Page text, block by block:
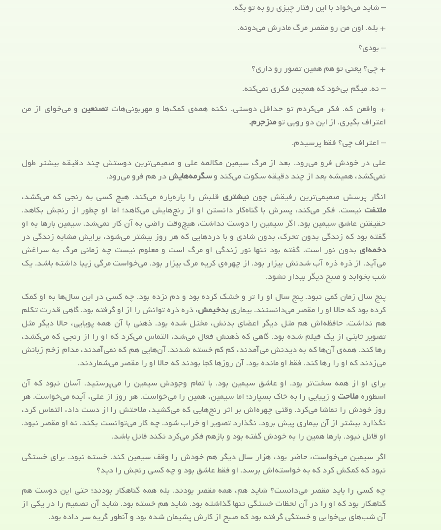
– شاید می‌خواد با این رفتار چیزی رو به تو بگه.
+ بله. اون من رو مقصر مرگ مادرش می‌دونه.
– بودی؟
+ چی؟ یعنی تو هم همین تصور رو داری؟
– نه. میگم بی‌خود که همچین فکری نمی‌کنه.
+ واقعن که. فکر می‌کردم تو حداقل دوستی. نکنه همه‌ی کمک‌ها و مهربونی‌هاتتصنعین و می‌خوای از من
اعتراف بگیری. از این دو رویی تومنزجرم.
– اعتراف چی؟ فقط پرسیدم.
علی در خودش فرو می‌رود. بعد از مرگ سیمین مکالمه علی و صمیمی‌ترین دوستش چند دقیقه بیشتر طول
نمی‌کشد، همیشه بعد از چند دقیقه سکوت می‌کند وسگرمه‌هایشدر هم فرو می‌رود.
انگار پرسش صمیمی‌ترین رفیقش چون نیشتری قلبش را پاره‌پاره می‌کند. هیچ کسی به رنجی که می‌کشد،
ملتفت نیست. فکر می‌کند، پسرش با گناه‌کار دانستن او از رنج‌هایش می‌کاهد؛ اما او چطور از رنجش بکاهد.
حقیقتن عاشق سیمین بود. اگر سیمین را دوست نداشت، هیچ‌وقت راضی به آن کار نمی‌شد. سیمین بارها به او
گفته بود که زندگی بدون تحرک، بدون شادی و با دردهایی که هر روز بیشتر می‌شود، برایش مشابه زندگی در
دخمه‌ای بدون نور است. گفته بود تنها نور زندگی او مرگ است و معلوم نیست چه زمانی مرگ به سراغش
می‌آید. از ذره ذره آب شدنش بیزار بود. از چهره‌ی کریه مرگ بیزار بود. می‌خواست مرگی زیبا داشته باشد. یک
شب بخوابد و صبح دیگر بیدار نشود.
پنج سال زمان کمی نبود. پنج سال او را تر و خشک کرده بود و دم نزده بود. چه کسی در این سال‌ها به او کمک
کرده بود که حالا او را مقصر می‌دانستند. بیماریبدخیمش، ذره ذره توانش را از او گرفته بود. گاهی قدرت تکلم
هم نداشت. حافظه‌اش هم مثل دیگر اعضای بدنش، مختل شده بود. ذهنی با آن همه پویایی، حالا دیگر مثل
تصویر ثابتی از یک فیلم شده بود. گاهی که ذهنش فعال می‌شد، التماس می‌کرد که او را از رنجی که می‌کشد،
رها کند. همه‌ی آن‌ها که به دیدنش می‌آمدند، کم کم خسته شدند. آن‌هایی هم که نمی‌آمدند، مدام زخم زبانش
می‌زدند که او را رها کند. فقط او مانده بود. آن روزها کجا بودند که حالا او را مقصر می‌شماردند.
برای او از همه سخت‌تر بود. او عاشق سیمین بود. با تمام وجودش سیمین را می‌پرستید. آسان نبود که آن
اسطورهملاحت و زیبایی را به خاک بسپارد؛ اما سیمین، همین را می‌خواست. هر روز از علی، آینه می‌خواست. هر
روز خودش را تماشا می‌کرد. وقتی چهره‌اش بر اثر رنج‌هایی که می‌کشید، ملاحتش را از دست داد، التماس کرد،
نگذارد بیشتر از آن بیماری پیش برود. نگذارد تصویر او خراب شود. چه کار می‌توانست بکند. نه او مقصر نبود.
او قاتل نبود. بارها همین را به خودش گفته بود و بازهم فکر می‌کرد نکند قاتل باشد.
اگر سیمین می‌خواست، حاضر بود، هزار سال دیگر هم خودش را وقف سیمین کند. خسته نبود. برای خستگی
نبود که کمکش کرد که به خواسته‌اش برسد. او فقط عاشق بود و چه کسی رنجش را دید؟
چه کسی را باید مقصر می‌دانست؟ شاید هم، همه مقصر بودند. بله همه گناهکار بودند؛ حتی این دوست هم
گناهکار بود که او را در آن لحظات خستگی تنها گذاشته بود. شاید هم خسته بود. شاید آن تصمیم را در یکی از
آن شب‌های بی‌خوابی و خستگی گرفته بود که صبح از کارش پشیمان شده بود و آنطور گریه سر داده بود.